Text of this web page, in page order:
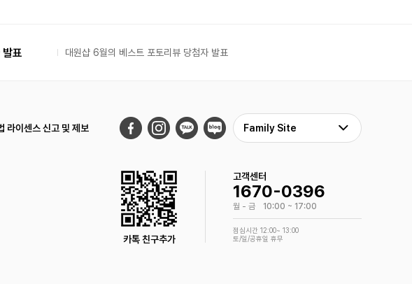
발표 대원샵 6월의 베스트 포토리뷰 당첨자 발표
라이센스 신고 및 제보 Family Site
카톡 친구추가
고객센터
1670-0396
월 - 금 10:00 ~ 17:00
점심시간 12:00~ 13:00
토/일/공휴일 휴무